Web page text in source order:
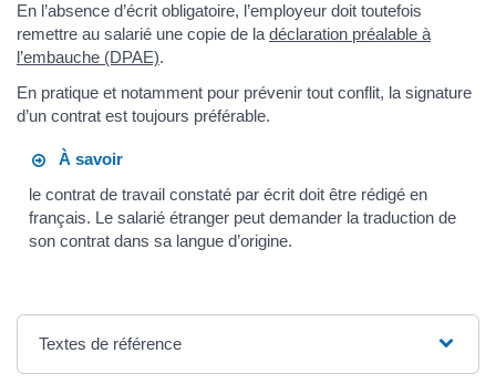
En l’absence d’écrit obligatoire, l’employeur doit toutefois
remettre au salarié une copie de la déclaration préalable à
l’embauche (DPAE).
En pratique et notamment pour prévenir tout conflit, la signature
d’un contrat est toujours préférable.
À savoir
le contrat de travail constaté par écrit doit être rédigé en
français. Le salarié étranger peut demander la traduction de
son contrat dans sa langue d’origine.
Textes de référence